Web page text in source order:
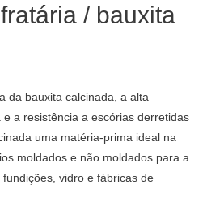
/ bauxita
da bauxita calcinada, a alta
e a resistência a escórias derretidas
uma matéria-prima ideal na
moldados e não moldados para a
vidro e fábricas de